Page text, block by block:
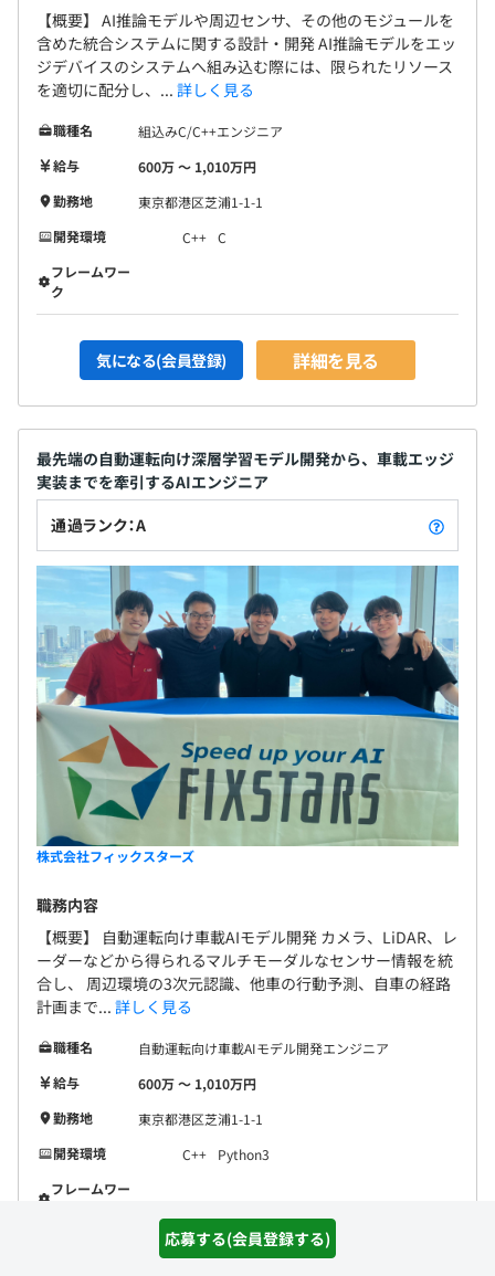
応募する(会員登録する)
【概要】 AI推論モデルや周辺センサ、その他のモジュールを
含めた統合システムに関する設計・開発 AI推論モデルをエッ
ジデバイスのシステムへ組み込む際には、限られたリソース
を適切に配分し、... 詳しく見る
職種名
組込みC/C++エンジニア
給与
600万 〜 1,010万円
勤務地
東京都港区芝浦1-1-1
開発環境
C++ C
フレームワー
ク
気になる(会員登録) 詳細を見る
最先端の自動運転向け深層学習モデル開発から、車載エッジ
実装までを牽引するAIエンジニア
通過ランク：A
株式会社フィックスターズ
職務内容
【概要】 自動運転向け車載AIモデル開発 カメラ、LiDAR、レ
ーダーなどから得られるマルチモーダルなセンサー情報を統
合し、 周辺環境の3次元認識、他車の行動予測、自車の経路
計画まで... 詳しく見る
職種名
自動運転向け車載AIモデル開発エンジニア
給与
600万 〜 1,010万円
勤務地
東京都港区芝浦1-1-1
開発環境
C++
Python3
フレームワー